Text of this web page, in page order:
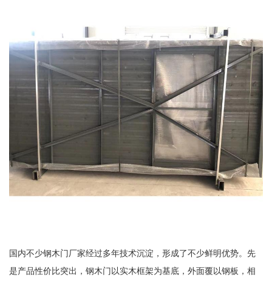
国内不少钢木门厂家经过多年技术沉淀，形成了不少鲜明优势。先
是产品性价比突出，钢木门以实木框架为基底，外面覆以钢板，相